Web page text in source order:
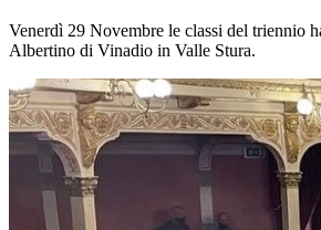
Venerdì 29 Novembre le classi del triennio
Albertino di Vinadio in Valle Stura.